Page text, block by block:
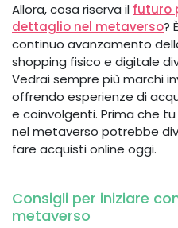
Allora, cosa riserva il futuro
dettaglio nel metaverso?
continuo avanzamento
shopping fisico e digitale
Vedrai sempre più marchi
offrendo esperienze di
e coinvolgenti. Prima che
nel metaverso potrebbe
fare acquisti online oggi.
Consigli per iniziare
metaverso